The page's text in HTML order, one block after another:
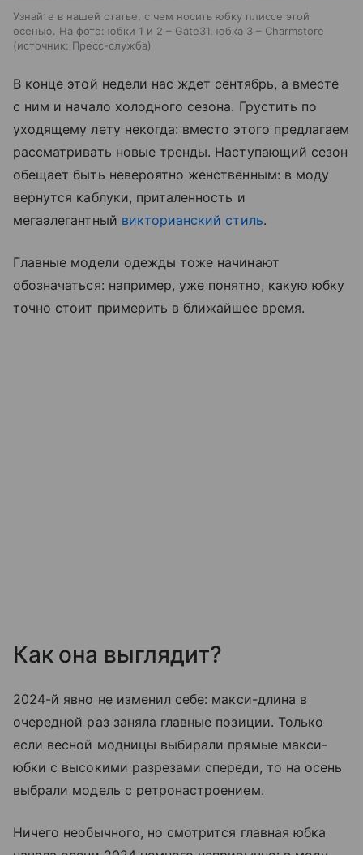
Узнайте в нашей статье, с чем носить юбку плиссе этой
осенью. На фото: юбки 1 и 2 – Gate31, юбка 3 – Charmstore
источник: Пресс-служба
В конце этой недели нас ждет сентябрь, а вместе
с ним и начало холодного сезона. Грустить по
уходящему лету некогда: вместо этого предлагаем
рассматривать новые тренды. Наступающий сезон
обещает быть невероятно женственным: в моду
вернутся каблуки, приталенность и
мегаэлегантный викторианский стиль.
Главные модели одежды тоже начинают
обозначаться: например, уже понятно, какую юбку
точно стоит примерить в ближайшее время.
Как она выглядит?
2024-й явно не изменил себе: макси-длина в
очередной раз заняла главные позиции. Только
если весной модницы выбирали прямые макси-
юбки с высокими разрезами спереди, то на осень
выбрали модель с ретронастроением.
Ничего необычного, но смотрится главная юбка